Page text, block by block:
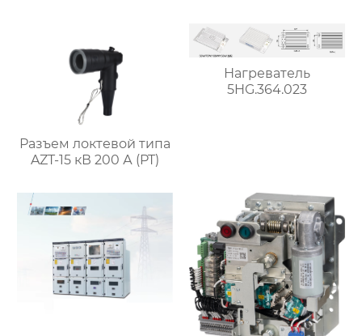
Разъем локтевой типа
AZT-15 кВ 200 А (PT)
Нагреватель
5HG.364.023